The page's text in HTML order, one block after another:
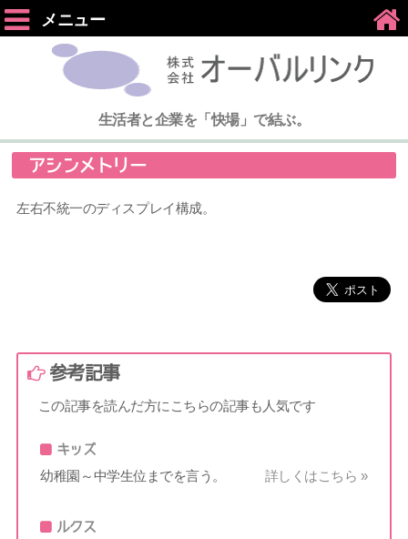
メニュー
生活者と企業を「快場」で結ぶ。
アシンメトリー
左右不統一のディスプレイ構成。
参考記事
この記事を読んだ方にこちらの記事も人気です
キッズ
幼稚園～中学生位までを言う。 詳しくはこちら »
ルクス